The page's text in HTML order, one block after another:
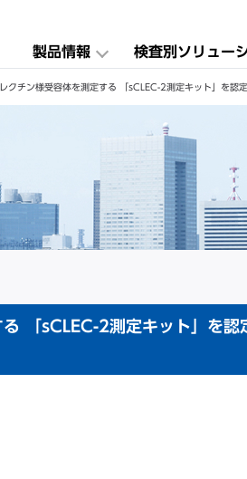
製品情報 検査別ソリュー
クチン様受容体を測定する 「sCLEC-2測定キット」を認
「sCLEC-2測定キット」を認